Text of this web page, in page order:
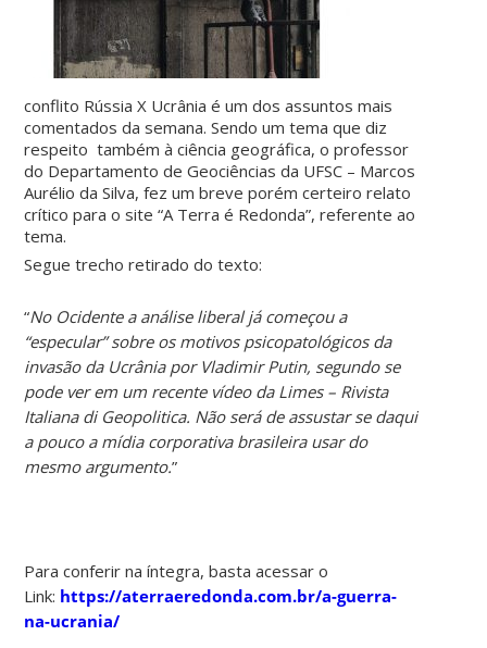
conflito Rússia X Ucrânia é um dos assuntos mais
comentados da semana. Sendo um tema que diz
respeito também à ciência geográfica, o professor
do Departamento de Geociências da UFSC – Marcos
Aurélio da Silva, fez um breve porém certeiro relato
crítico para o site “A Terra é Redonda”, referente ao
tema.
Segue trecho retirado do texto:
“No Ocidente a análise liberal já começou a
“especular” sobre os motivos psicopatológicos da
invasão da Ucrânia por Vladimir Putin, segundo se
pode ver em um recente vídeo da Limes – Rivista
Italiana di Geopolitica. Não será de assustar se daqui
a pouco a mídia corporativa brasileira usar do
mesmo argumento.”
Para conferir na íntegra, basta acessar o
Link: https://aterraeredonda.com.br/a-guerra-
na-ucrania/